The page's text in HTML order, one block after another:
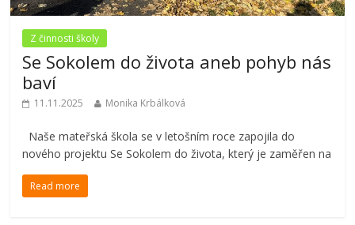
Z činnosti školy
Se Sokolem do života aneb pohyb nás
baví
11.11.2025 Monika Krbálková
Naše mateřská škola se v letošním roce zapojila do
nového projektu Se Sokolem do života, který je zaměřen na
Read more